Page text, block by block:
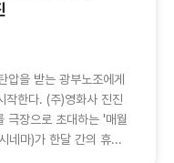
을 받는 광부노조에게
작한다. (주)영화사 진진
극장으로 초대하는 '매월
네마)가 한달 간의 휴...